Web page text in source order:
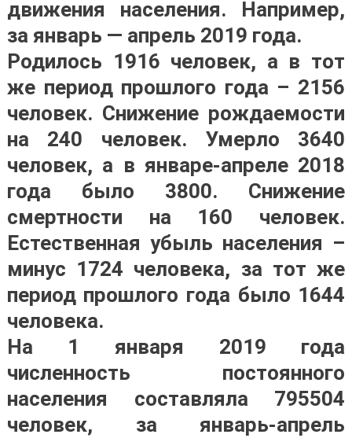
движения населения. Например,
за январь — апрель 2019 года.
Родилось 1916 человек, а в тот
же период прошлого года – 2156
человек. Снижение рождаемости
на 240 человек. Умерло 3640
человек, а в январе-апреле 2018
года было 3800. Снижение
смертности на 160 человек.
Естественная убыль населения –
минус 1724 человека, за тот же
период прошлого года было 1644
человека.
На 1 января 2019 года
численность постоянного
населения составляла 795504
человек, за январь-апрель